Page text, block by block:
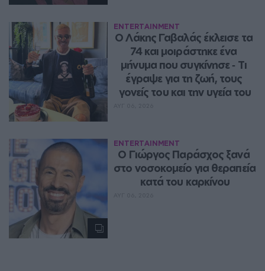
ENTERTAINMENT
Ο Λάκης Γαβαλάς έκλεισε τα
74 και μοιράστηκε ένα
μήνυμα που συγκίνησε ‑ Τι
έγραψε για τη ζωή, τους
γονείς του και την υγεία του
ENTERTAINMENT
O Γιώργος Παράσχος ξανά
στο νοσοκομείο για θεραπεία
κατά του καρκίνου